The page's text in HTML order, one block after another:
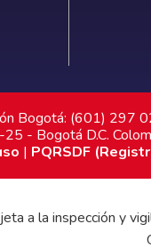
Bogotá: (601) 297
- Bogotá D.C.
| PQRSDF
a la inspección y